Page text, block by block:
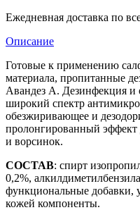
Ежедневная доставка по
Описание
Готовые к применению
материала, пропитанные
Авандез А. Дезинфекция и
широкий спектр
обезжиривающее и
пролонгированный эффект
и ворсинок.
СОСТАВ: спирт
0,2%,
функциональные
кожей компоненты.